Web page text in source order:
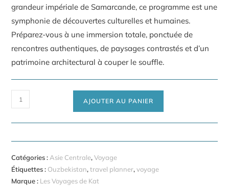
grandeur impériale de Samarcande, ce programme est une
symphonie de découvertes culturelles et humaines.
Préparez-vous à une immersion totale, ponctuée de
rencontres authentiques, de paysages contrastés et d’un
patrimoine architectural à couper le souffle.
quantité
de
Séjour
15
jours
AJOUTER AU PANIER
Catégories : Asie Centrale,Voyage
Étiquettes : Ouzbekistan,travel planner,voyage
Marque : Les Voyages de Kat